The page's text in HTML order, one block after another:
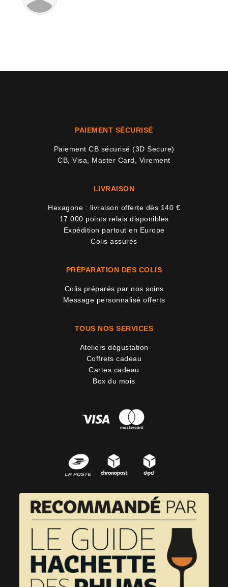
PAIEMENT SÉCURISÉ
Paiement CB sécurisé (3D Secure)
CB, Visa, Master Card, Virement
LIVRAISON
Hexagone : livraison offerte dès 140 €
17 000 points relais disponibles
Expédition partout en Europe
Colis assurés
PRÉPARATION DES COLIS
Colis préparés par nos soins
Message personnalisé offerts
TOUS NOS SERVICES
Ateliers dégustation
Coffrets cadeau
Cartes cadeau
Box du mois